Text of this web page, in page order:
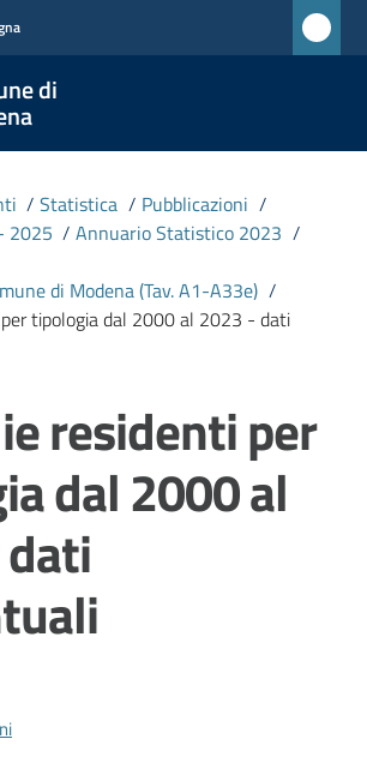
di
/ Statistica / Pubblicazioni /
2025 / Annuario Statistico 2023 /
di Modena (Tav. A1-A33e) /
tipologia dal 2000 al 2023 - dati
residenti per
dal 2000 al